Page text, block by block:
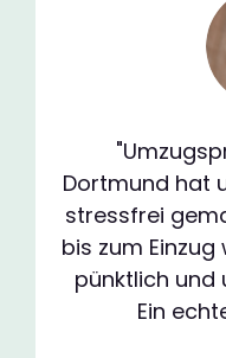
Dortmund hat
stressfrei
bis zum
pünktlich und
Ein